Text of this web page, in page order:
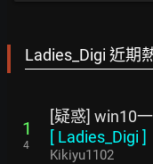
Ladies_Digi 近期
1
4
[疑惑] win10
[ Ladies_Digi ]
Kikiyu1102